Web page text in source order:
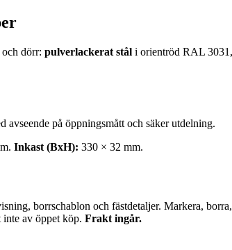
dörr: pulverlackerat stål i orientröd RAL
på öppningsmått och säker utdelning.
Inkast (BxH): 330 × 32 mm.
borrschablon och fästdetaljer. Markera,
inte av öppet köp. Frakt ingår.